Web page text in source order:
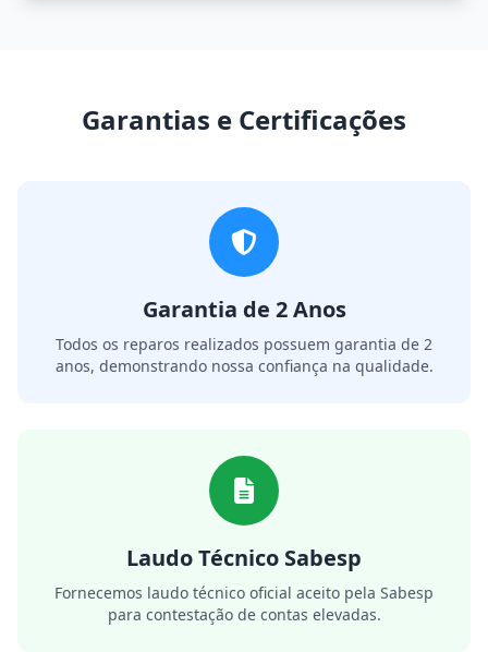
Garantias e Certificações
Garantia de 2 Anos
Todos os reparos realizados possuem garantia de 2
anos, demonstrando nossa confiança na qualidade.
Laudo Técnico Sabesp
Fornecemos laudo técnico oficial aceito pela Sabesp
para contestação de contas elevadas.